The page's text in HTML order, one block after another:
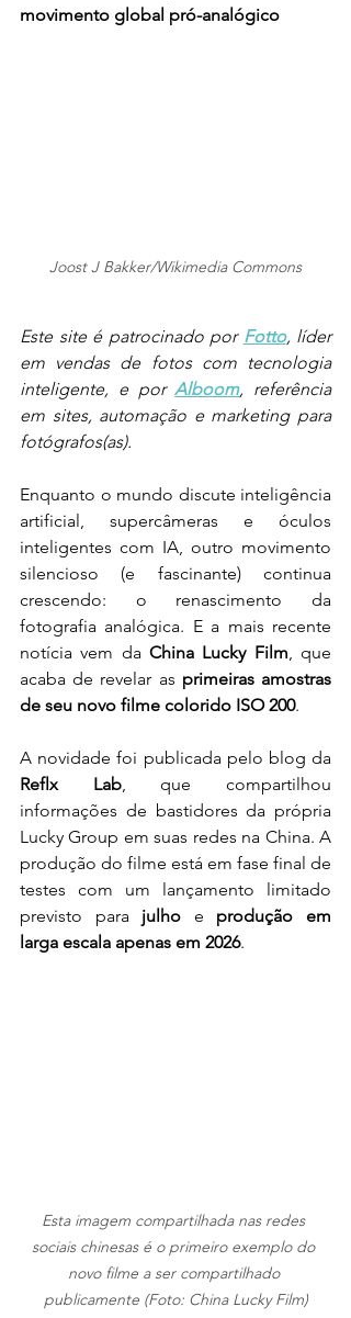
movimento global pró-analógico
Joost J Bakker/Wikimedia Commons
Este site é patrocinado por Fotto, líder
em vendas de fotos com tecnologia
inteligente, e por Alboom, referência
em sites, automação e marketing para
fotógrafos(as).
Enquanto o mundo discute inteligência
artificial, supercâmeras e óculos
inteligentes com IA, outro movimento
silencioso (e fascinante) continua
crescendo: o renascimento da
fotografia analógica. E a mais recente
notícia vem da China Lucky Film, que
acaba de revelar as primeiras amostras
de seu novo filme colorido ISO 200.
Reflx Lab, que compartilhou
informações de bastidores da própria
Lucky Group em suas redes na China. A
produção do filme está em fase final de
testes com um lançamento limitado
previsto para julho e produção em
larga escala apenas em 2026.
Esta imagem compartilhada nas redes
sociais chinesas é o primeiro exemplo do
novo filme a ser compartilhado
publicamente (Foto: China Lucky Film)